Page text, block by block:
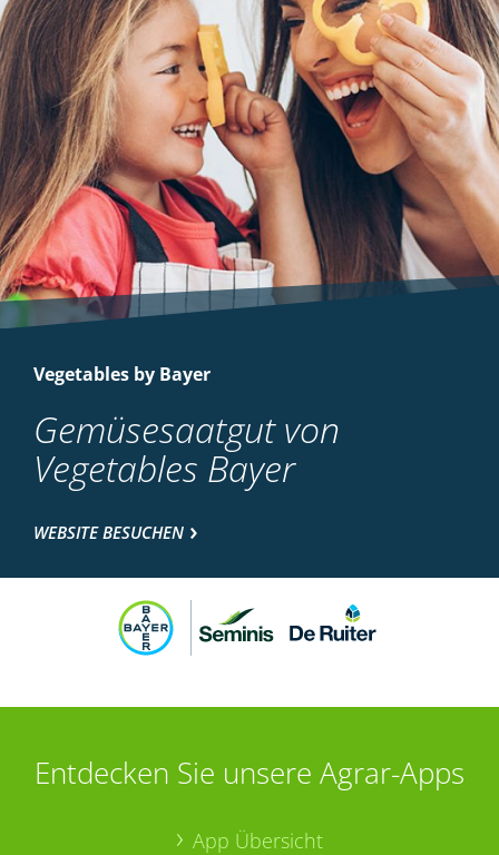
Vegetables by Bayer
Gemüsesaatgut von
Vegetables Bayer
WEBSITE BESUCHEN
Entdecken Sie unsere Agrar-Apps
App Übersicht